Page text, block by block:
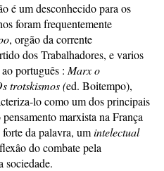
é um desconhecido para os
foram frequentemente
, orgão da corrente
dos Trabalhadores, e varios
português : Marx o
trotskismos (ed. Boitempo),
lo como um dos principais
marxista na França
da palavra, umintelectual
do combate pela
sociedade.